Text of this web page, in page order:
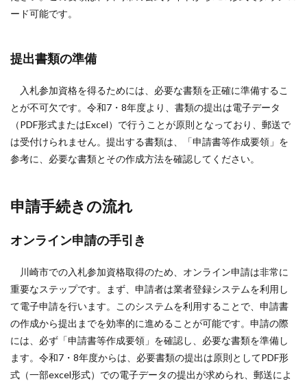
ード可能です。
提出書類の準備
入札参加資格を得るためには、必要な書類を正確に準備するこ
とが不可欠です。令和7・8年度より、書類の提出は電子データ
（PDF形式またはExcel）で行うことが原則となっており、郵送で
は受付けられません。提出する書類は、「申請書等作成要領」を
参考に、必要な書類とその作成方法を確認してください。
申請手続きの流れ
オンライン申請の手引き
川崎市での入札参加資格取得のため、オンライン申請は非常に
重要なステップです。まず、申請者は業者登録システムを利用し
て電子申請を行います。このシステムを利用することで、申請書
の作成から提出までを効率的に進めることが可能です。申請の際
には、必ず「申請書等作成要領」を確認し、必要な書類を準備し
ます。令和7・8年度からは、必要書類の提出は原則としてPDF形
式（一部excel形式）での電子データの提出が求められ、郵送によ